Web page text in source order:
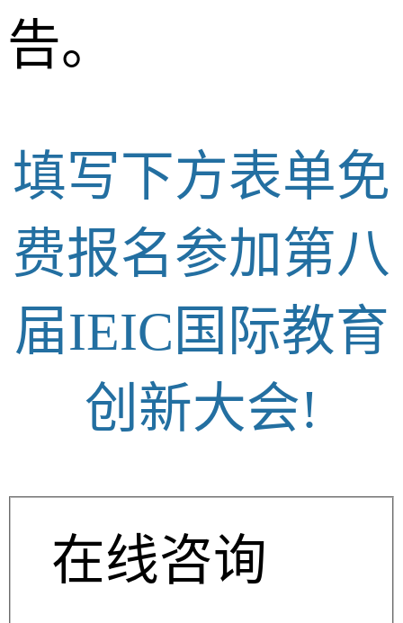
告。
填写下方表单免
费报名参加第八
届IEIC国际教育
创新大会!
在线咨询